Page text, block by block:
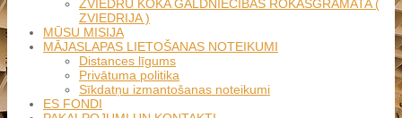
ZVIEDRU KOKA GALDNIECĪBAS ROKASGRĀMATA (
ZVIEDRIJA )
MŪSU MISIJA
MĀJASLAPAS LIETOŠANAS NOTEIKUMI
Distances līgums
Privātuma politika
Sīkdatņu izmantošanas noteikumi
ES FONDI